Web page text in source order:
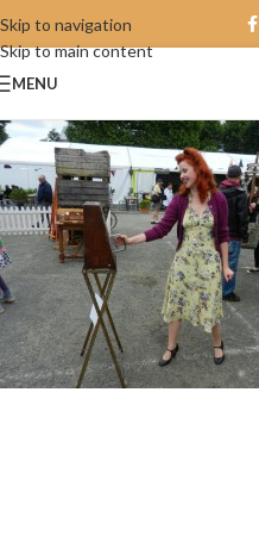
Skip to navigation
Skip to main content
MENU